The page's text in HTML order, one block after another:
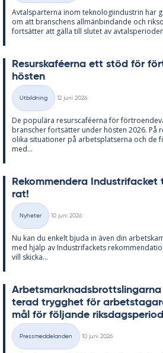
Av­tals­par­ter­na inom tek­no­lo­gi­in­du­strin har
om att bran­schens all­män­bin­dan­de och
fort­sät­ter att gäl­la till slu­tet av
Re­surskafé­er­na ett stöd för
hös­ten
Kategorier
Utbildning
12 juni 2026
De po­pu­lä­ra re­surscafé­er­na för
branscher fort­sät­ter un­der hös­ten 2026. På
oli­ka si­tu­a­tio­ner på ar­bets­plat­ser­na och de
med...
Re­kom­men­de­ra
rat!
Kategorier
Nyheter
10 juni 2026
Nu kan du en­kelt bju­da in även din
med hjälp av In­du­stri­fac­kets
vill skic­ka...
te­rad trygg­het för
mål för föl­jan­de riks­dags­pe­ri­od
Kategorier
Pressmeddelanden
10 juni 2026